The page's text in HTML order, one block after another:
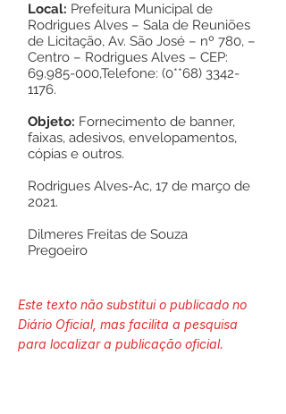
Local: Prefeitura Municipal de
Rodrigues Alves – Sala de Reuniões
de Licitação, Av. São José – nº 780, –
Centro – Rodrigues Alves – CEP:
69.985-000,Telefone: (0**68) 3342-
1176.
Objeto: Fornecimento de banner,
faixas, adesivos, envelopamentos,
cópias e outros.
Rodrigues Alves-Ac, 17 de março de
2021.
Dilmeres Freitas de Souza
Pregoeiro
Este texto não substitui o publicado no
Diário Oficial, mas facilita a pesquisa
para localizar a publicação oficial.